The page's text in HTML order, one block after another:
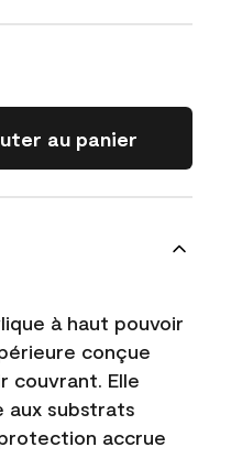
au panier
à haut pouvoir
conçue
couvrant. Elle
aux substrats
accrue